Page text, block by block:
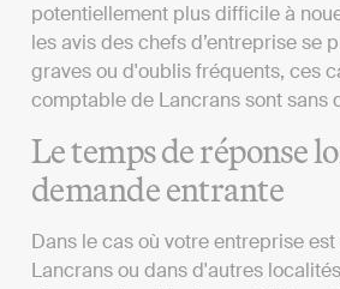
potentiellement plus difficile à
les avis des chefs d’entreprise se
graves ou d'oublis fréquents, ces
comptable de Lancrans sont sans
Le temps de réponse
demande entrante
Dans le cas où votre entreprise
Lancrans ou dans d'autres